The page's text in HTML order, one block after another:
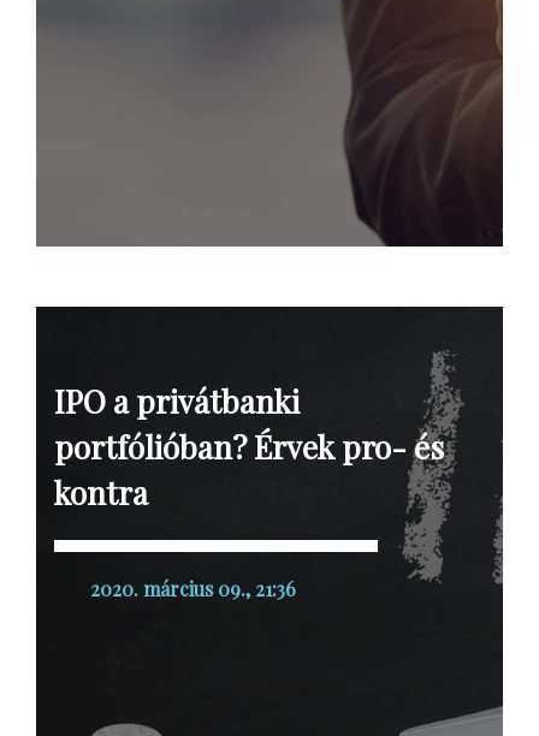
IPO a privátbanki
portfólióban? Érvek pro- és
kontra
2020. március 09., 21:36